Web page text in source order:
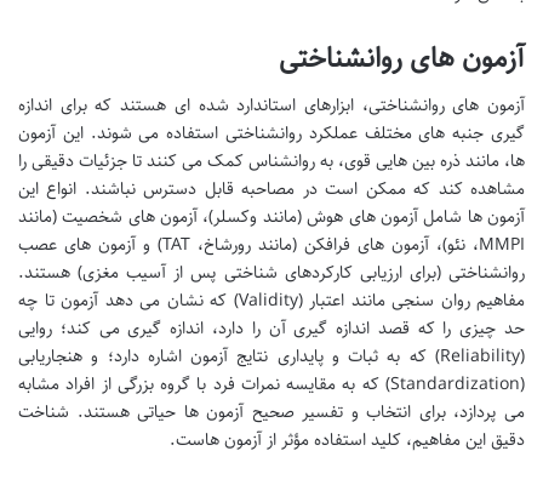
آزمون های روانشناختی
آزمون های روانشناختی، ابزارهای استاندارد شده ای هستند که برای اندازه
گیری جنبه های مختلف عملکرد روانشناختی استفاده می شوند. این آزمون
ها، مانند ذره بین هایی قوی، به روانشناس کمک می کنند تا جزئیات دقیقی را
مشاهده کند که ممکن است در مصاحبه قابل دسترس نباشند. انواع این
آزمون ها شامل آزمون های هوش (مانند وکسلر)، آزمون های شخصیت (مانند
MMPI، نئو)، آزمون های فرافکن (مانند رورشاخ، TAT) و آزمون های عصب
روانشناختی (برای ارزیابی کارکردهای شناختی پس از آسیب مغزی) هستند.
مفاهیم روان سنجی مانند اعتبار (Validity) که نشان می دهد آزمون تا چه
حد چیزی را که قصد اندازه گیری آن را دارد، اندازه گیری می کند؛ روایی
(Reliability) که به ثبات و پایداری نتایج آزمون اشاره دارد؛ و هنجاریابی
(Standardization) که به مقایسه نمرات فرد با گروه بزرگی از افراد مشابه
می پردازد، برای انتخاب و تفسیر صحیح آزمون ها حیاتی هستند. شناخت
دقیق این مفاهیم، کلید استفاده مؤثر از آزمون هاست.